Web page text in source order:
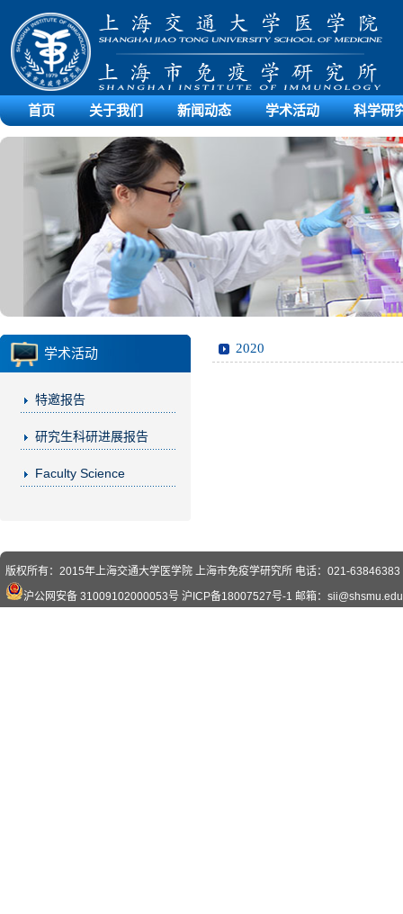
首页 关于我们 新闻动态 学术活动 科学研
学术活动
特邀报告
研究生科研进展报告
Faculty Science
2020
版权所有：2015年上海交通大学医学院 上海市免疫学研究所 电话：021-
沪公网安备 31009102000053号 沪ICP备18007527号-1 邮箱：